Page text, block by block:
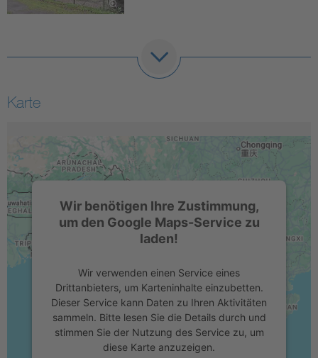
Karte
Wir benötigen Ihre Zustimmung,
um den Google Maps-Service zu
laden!
Wir verwenden einen Service eines
Drittanbieters, um Karteninhalte einzubetten.
Dieser Service kann Daten zu Ihren Aktivitäten
sammeln. Bitte lesen Sie die Details durch und
stimmen Sie der Nutzung des Service zu, um
diese Karte anzuzeigen.